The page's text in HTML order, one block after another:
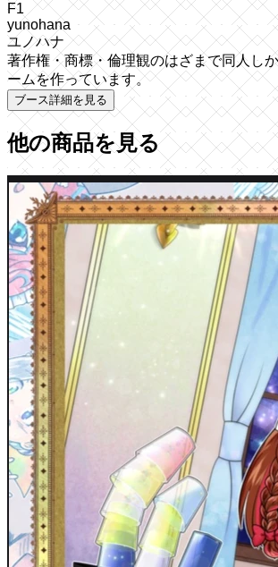
F1
yunohana
ユノハナ
著作権・商標・倫理観のはざまで同人し
ームを作っています。
ブース詳細を見る
他の商品を見る